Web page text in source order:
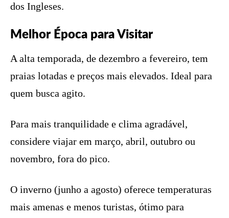
dos Ingleses.
Melhor Época para Visitar
A alta temporada, de dezembro a fevereiro, tem
praias lotadas e preços mais elevados. Ideal para
quem busca agito.
Para mais tranquilidade e clima agradável,
considere viajar em março, abril, outubro ou
novembro, fora do pico.
O inverno (junho a agosto) oferece temperaturas
mais amenas e menos turistas, ótimo para